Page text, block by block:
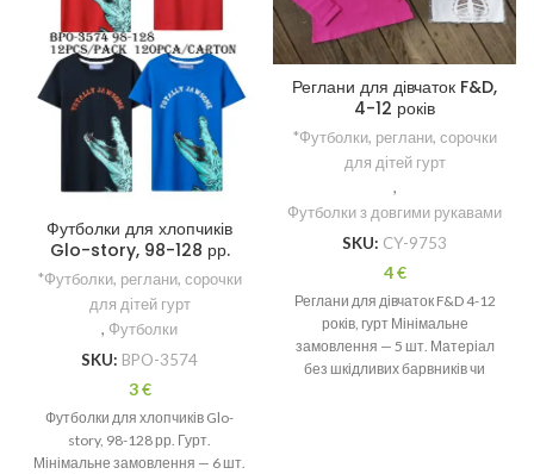
Футболки для хлопчиків
Glo-story, 98-128 рр.
*Футболки, реглани, сорочки
для дітей гурт
, Футболки
SKU: BPO-3574
3€
Футболки для хлопчиків Glo-
story, 98-128 рр. Гурт.
Мінімальне замовлення — 6 шт.
Реглани для дівчаток F&D,
4-12 років
*Футболки, реглани, сорочки
для дітей гурт
,
Футболки з довгими рукавами
SKU: CY-9753
4€
Реглани для дівчаток F&D 4-12
років, гурт Мінімальне
замовлення — 5 шт. Матеріал
без шкідливих барвників чи